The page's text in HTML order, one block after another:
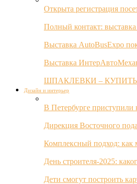
Открыта регистрация
Полный контакт:
Выставка AutoBusExpo
Выставка
ШПАКЛЕВКИ –
Дизайн и интерьер
В Петербурге приступили
Дирекция Восточного
Комплексный подход: как
День строителя-2025:
Дети смогут построить